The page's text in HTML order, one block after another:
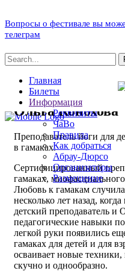
Вопросы о фестивале вы
телеграм
Главная
Билеты
Информация
Реквизиты
ЧаВо
Правила
Как добраться
Абрау-Дюрсо
Организаторы
Размещение
Ольга Конохова
Преподаватель йоги для
в гамаках.
Сертифицированный
гамаках,
Любовь к гамакам
несколько лет назад,
детский преподаватель и
педагогические навыки
легкой руки появились
гамаках для детей и для
осваивает новые техники,
скучно и однообразно.